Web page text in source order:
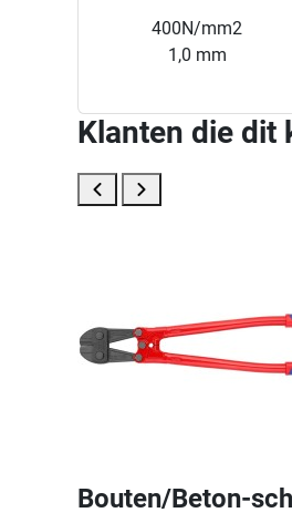
400N/mm2
1,0 mm
Klanten die dit
Bouten/Beton-